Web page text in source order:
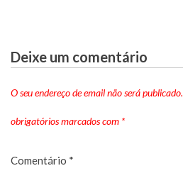
Deixe um comentário
O seu endereço de email não será publicado.
obrigatórios marcados com *
Comentário *